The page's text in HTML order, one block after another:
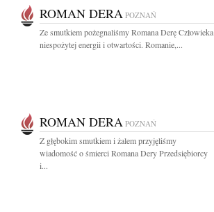
ROMAN DERA POZNAŃ
Ze smutkiem pożegnaliśmy Romana Derę Człowieka
niespożytej energii i otwartości. Romanie,...
ROMAN DERA POZNAŃ
Z głębokim smutkiem i żalem przyjęliśmy
wiadomość o śmierci Romana Dery Przedsiębiorcy
i...